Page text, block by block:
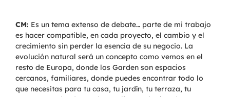
CM: Es un tema extenso de debate… parte de mi trabajo
es hacer compatible, en cada proyecto, el cambio y el
crecimiento sin perder la esencia de su negocio. La
evolución natural será un concepto como vemos en el
resto de Europa, donde los Garden son espacios
cercanos, familiares, donde puedes encontrar todo lo
que necesitas para tu casa, tu jardín, tu terraza, tu